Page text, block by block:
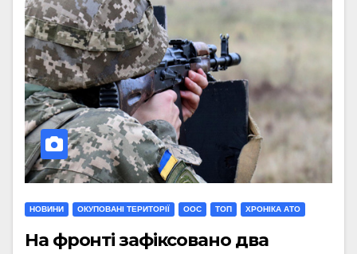
НОВИНИ ОКУПОВАНІ ТЕРИТОРІЇ ООС ТОП ХРОНІКА АТО
На фронті зафіксовано два